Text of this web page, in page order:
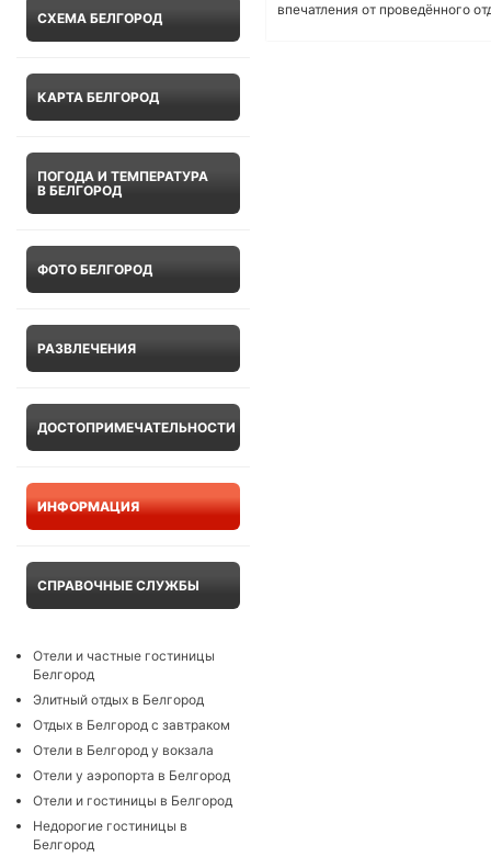
СХЕМА БЕЛГОРОД
КАРТА БЕЛГОРОД
ПОГОДА И ТЕМПЕРАТУРА
В БЕЛГОРОД
ФОТО БЕЛГОРОД
РАЗВЛЕЧЕНИЯ
ДОСТОПРИМЕЧАТЕЛЬНОСТИ
ИНФОРМАЦИЯ
СПРАВОЧНЫЕ СЛУЖБЫ
Отели и частные гостиницы
Белгород
Элитный отдых в Белгород
Отдых в Белгород с завтраком
Отели в Белгород у вокзала
Отели у аэропорта в Белгород
Отели и гостиницы в Белгород
Недорогие гостиницы в
Белгород
впечатления от проведённого